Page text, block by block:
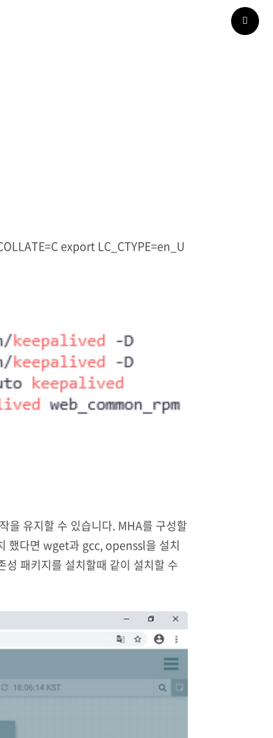
export LC_CTYPE=en_U
을 유지할 수 있습니다. MHA를 구성할
했다면 wget과 gcc, openssl을 설치
패키지를 설치할때 같이 설치할 수